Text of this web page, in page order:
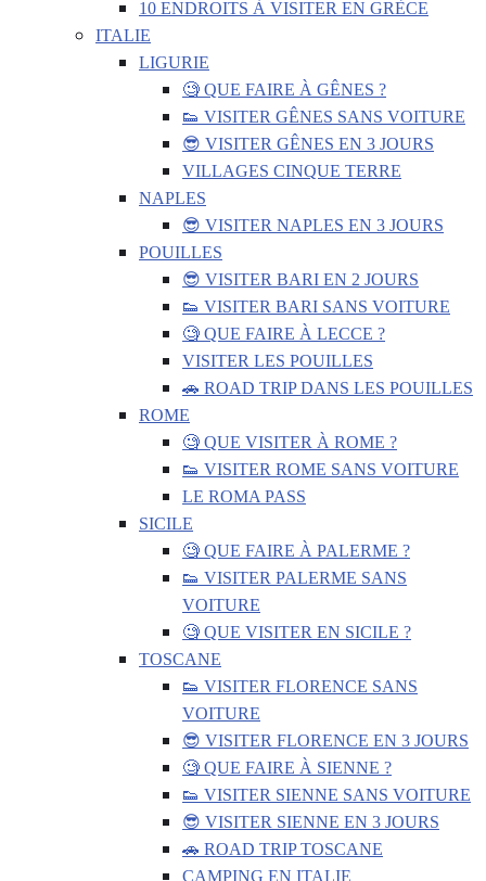
10 ENDROITS À VISITER EN GRÈCE
ITALIE
LIGURIE
🧐 QUE FAIRE À GÊNES ?
👟 VISITER GÊNES SANS VOITURE
😎 VISITER GÊNES EN 3 JOURS
VILLAGES CINQUE TERRE
NAPLES
😎 VISITER NAPLES EN 3 JOURS
POUILLES
😎 VISITER BARI EN 2 JOURS
👟 VISITER BARI SANS VOITURE
🧐 QUE FAIRE À LECCE ?
VISITER LES POUILLES
🚗 ROAD TRIP DANS LES POUILLES
ROME
🧐 QUE VISITER À ROME ?
👟 VISITER ROME SANS VOITURE
LE ROMA PASS
SICILE
🧐 QUE FAIRE À PALERME ?
👟 VISITER PALERME SANS
VOITURE
🧐 QUE VISITER EN SICILE ?
TOSCANE
👟 VISITER FLORENCE SANS
VOITURE
😎 VISITER FLORENCE EN 3 JOURS
🧐 QUE FAIRE À SIENNE ?
👟 VISITER SIENNE SANS VOITURE
😎 VISITER SIENNE EN 3 JOURS
🚗 ROAD TRIP TOSCANE
CAMPING EN ITALIE